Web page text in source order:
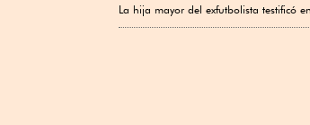
La hija mayor del exfutbolista testificó